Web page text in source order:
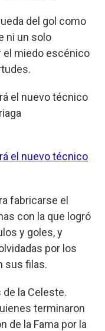
del gol como
ni un solo
el miedo escénico
el nuevo técnico
el nuevo técnico
fabricarse el
con la que logró
y goles, y
por los
sus filas.
la Celeste.
terminaron
de la Fama por la